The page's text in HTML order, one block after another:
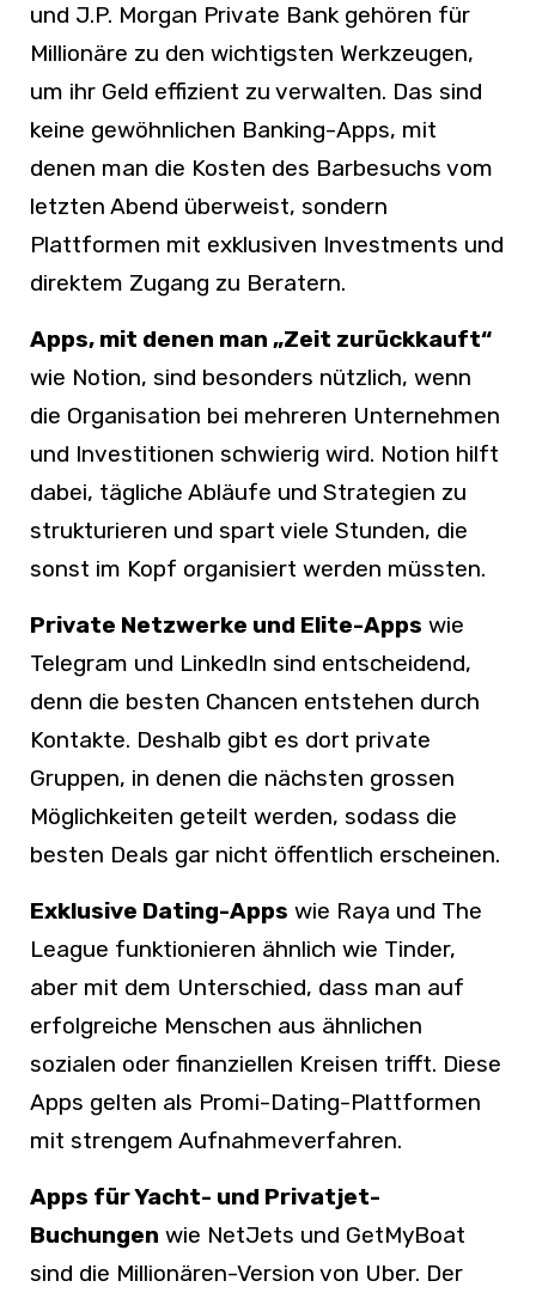
und J.P. Morgan Private Bank gehören für
Millionäre zu den wichtigsten Werkzeugen,
um ihr Geld effizient zu verwalten. Das sind
keine gewöhnlichen Banking-Apps, mit
denen man die Kosten des Barbesuchs vom
letzten Abend überweist, sondern
Plattformen mit exklusiven Investments und
direktem Zugang zu Beratern.
Apps, mit denen man „Zeit zurückkauft“
wie Notion, sind besonders nützlich, wenn
die Organisation bei mehreren Unternehmen
und Investitionen schwierig wird. Notion hilft
dabei, tägliche Abläufe und Strategien zu
strukturieren und spart viele Stunden, die
sonst im Kopf organisiert werden müssten.
Private Netzwerke und Elite-Apps wie
Telegram und LinkedIn sind entscheidend,
denn die besten Chancen entstehen durch
Kontakte. Deshalb gibt es dort private
Gruppen, in denen die nächsten grossen
Möglichkeiten geteilt werden, sodass die
besten Deals gar nicht öffentlich erscheinen.
Exklusive Dating-Apps wie Raya und The
League funktionieren ähnlich wie Tinder,
aber mit dem Unterschied, dass man auf
erfolgreiche Menschen aus ähnlichen
sozialen oder finanziellen Kreisen trifft. Diese
Apps gelten als Promi-Dating-Plattformen
mit strengem Aufnahmeverfahren.
Apps für Yacht- und Privatjet-
Buchungen wie NetJets und GetMyBoat
sind die Millionären-Version von Uber. Der